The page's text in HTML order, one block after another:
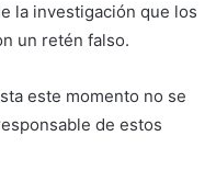
la investigación que los
un retén falso.
este momento no se
de estos